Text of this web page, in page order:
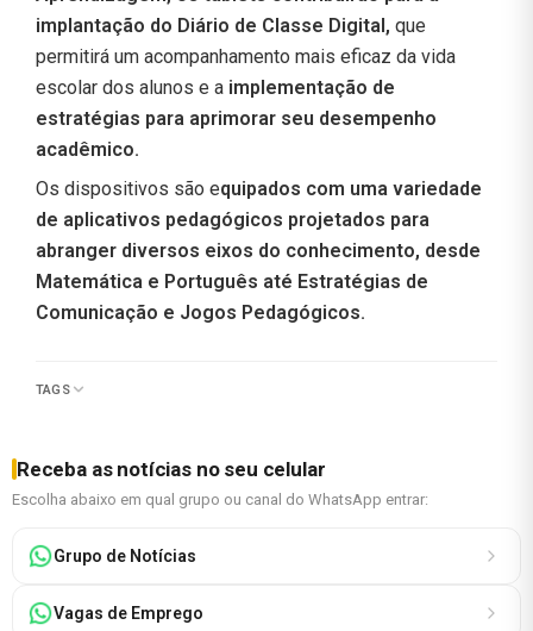
implantação do Diário de Classe Digital, que
permitirá um acompanhamento mais eficaz da vida
escolar dos alunos e a implementação de
estratégias para aprimorar seu desempenho
acadêmico.
Os dispositivos são equipados com uma variedade
de aplicativos pedagógicos projetados para
abranger diversos eixos do conhecimento, desde
Matemática e Português até Estratégias de
Comunicação e Jogos Pedagógicos.
TAGS
Receba as notícias no seu celular
Escolha abaixo em qual grupo ou canal do WhatsApp entrar:
Grupo de Notícias
Vagas de Emprego